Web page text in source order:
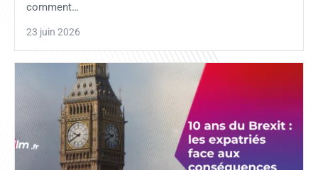
comment…
23 juin 2026